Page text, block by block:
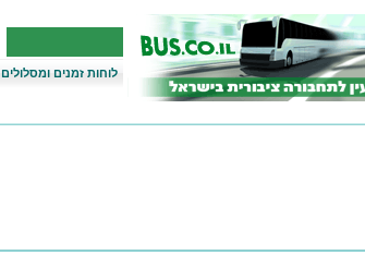
לוחות זמנים ומסלולים